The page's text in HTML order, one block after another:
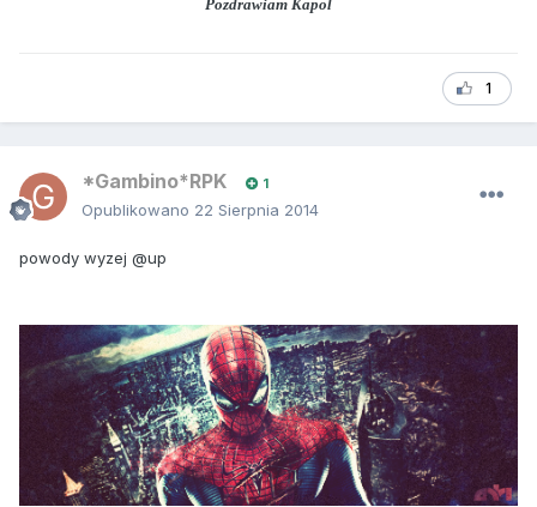
Pozdrawiam Kapol
1
*Gambino*RPK 1
Opublikowano 22 Sierpnia 2014
powody wyzej @up